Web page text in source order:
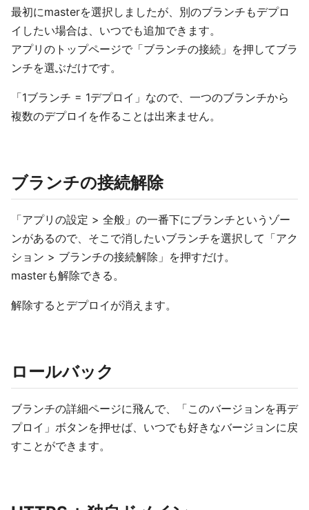
最初にmasterを選択しましたが、別のブランチもデプロ
イしたい場合は、いつでも追加できます。
アプリのトップページで「ブランチの接続」を押してブラ
ンチを選ぶだけです。
「1ブランチ = 1デプロイ」なので、一つのブランチから
複数のデプロイを作ることは出来ません。
ブランチの接続解除
「アプリの設定 > 全般」の一番下にブランチというゾー
ンがあるので、そこで消したいブランチを選択して「アク
ション > ブランチの接続解除」を押すだけ。
masterも解除できる。
解除するとデプロイが消えます。
ロールバック
ブランチの詳細ページに飛んで、「このバージョンを再デ
プロイ」ボタンを押せば、いつでも好きなバージョンに戻
すことができます。